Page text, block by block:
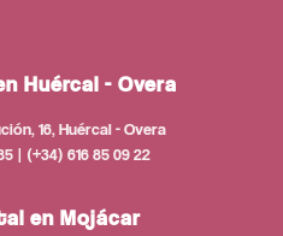
Huércal - Overa
16, Huércal - Overa
| (+34) 616 85 09 22
en Mojácar